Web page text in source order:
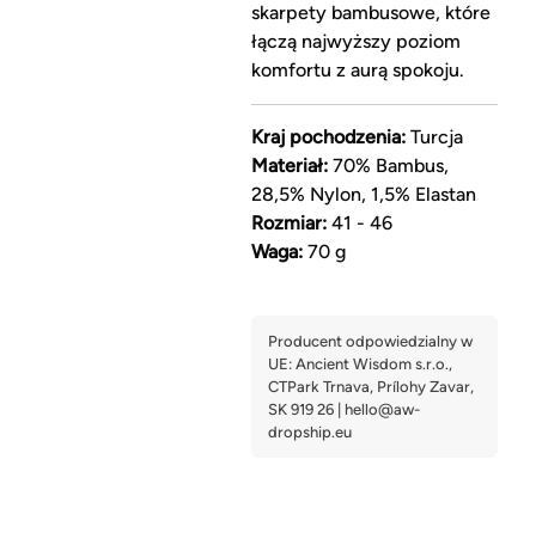
skarpety bambusowe, które
łączą najwyższy poziom
komfortu z aurą spokoju.
Kraj pochodzenia:Turcja
Materiał:70% Bambus,
28,5% Nylon, 1,5% Elastan
Rozmiar:41 - 46
Waga:70 g